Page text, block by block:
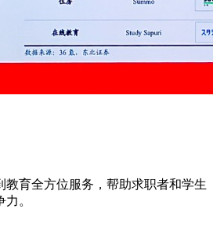
教育全方位服务，帮助求职者和学生
。